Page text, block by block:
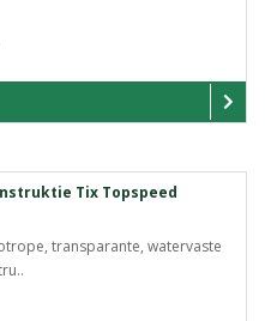
Tix Topspeed
transparante, watervaste